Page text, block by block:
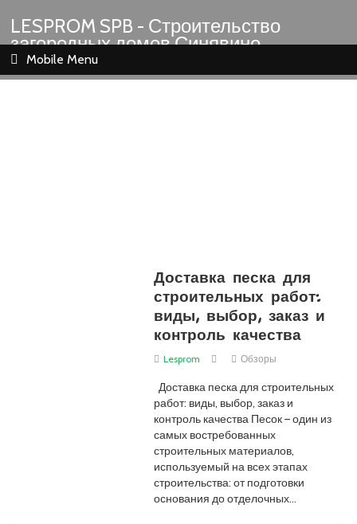
LESPROM SPB - Строительство
загородных домов Синявино
Шлиссельбург Кировск Назия
Mobile Menu
Доставка песка для
строительных работ:
виды, выбор, заказ и
контроль качества
Lesprom Обзоры
Доставка песка для строительных
работ: виды, выбор, заказ и
контроль качества Песок – один из
самых востребованных
строительных материалов,
используемый на всех этапах
строительства: от подготовки
основания до отделочных…